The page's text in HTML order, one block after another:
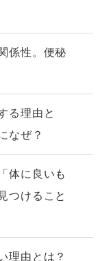
係性。便秘
る理由と
なぜ？
体に良いも
つけること
理由とは？